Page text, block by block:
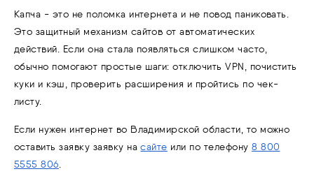
Капча - это не поломка интернета и не повод паниковать.
Это защитный механизм сайтов от автоматических
действий. Если она стала появляться слишком часто,
обычно помогают простые шаги: отключить VPN, почистить
куки и кэш, проверить расширения и пройтись по чек-
листу.
Если нужен интернет во Владимирской области, то можно
оставить заявку заявку насайте или по телефону8 800
5555 806.